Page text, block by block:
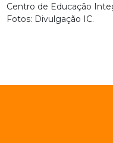
Centro de Educação
Fotos: Divulgação IC.